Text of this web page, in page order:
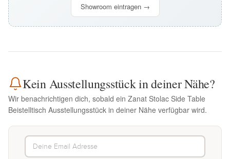
Showroom eintragen →
Kein Ausstellungsstück in deiner Nähe?
Wir benachrichtigen dich, sobald ein Zanat Stolac Side Table
Beistelltisch Ausstellungsstück in deiner Nähe verfügbar wird.